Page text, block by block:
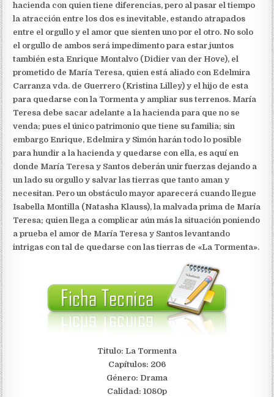
hacienda con quien tiene diferencias, pero al pasar el tiempo
la atracción entre los dos es inevitable, estando atrapados
entre el orgullo y el amor que sienten uno por el otro. No solo
el orgullo de ambos será impedimento para estar juntos
también esta Enrique Montalvo (Didier van der Hove), el
prometido de María Teresa, quien está aliado con Edelmira
Carranza vda. de Guerrero (Kristina Lilley) y el hijo de esta
para quedarse con la Tormenta y ampliar sus terrenos. María
Teresa debe sacar adelante a la hacienda para que no se
venda; pues el único patrimonio que tiene su familia; sin
embargo Enrique, Edelmira y Simón harán todo lo posible
para hundir a la hacienda y quedarse con ella, es aquí en
donde María Teresa y Santos deberán unir fuerzas dejando a
un lado su orgullo y salvar las tierras que tanto aman y
necesitan. Pero un obstáculo mayor aparecerá cuando llegue
Isabella Montilla (Natasha Klauss), la malvada prima de María
Teresa; quien llega a complicar aún más la situación poniendo
a prueba el amor de María Teresa y Santos levantando
intrigas con tal de quedarse con las tierras de «La Tormenta».
Titulo: La Tormenta
Capítulos: 206
Género: Drama
Calidad: 1080p